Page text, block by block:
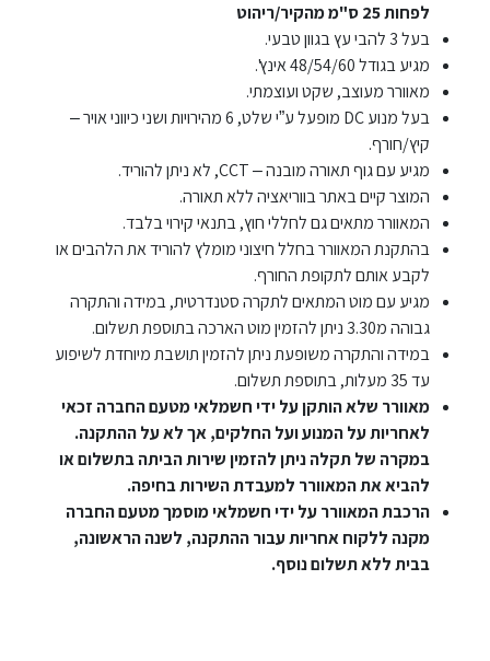
לפחות 25 ס"מ מהקיר/ריהוט
בעל 3 להבי עץ בגוון טבעי.
מגיע בגודל 48/54/60 אינץ'.
מאוורר מעוצב, שקט ועוצמתי.
בעל מנוע DC מופעל ע”י שלט, 6 מהירויות ושני כיווני אויר –
קיץ/חורף.
מגיע עם גוף תאורה מובנה – CCT, לא ניתן להוריד.
המוצר קיים באתר בווריאציה ללא תאורה.
המאוורר מתאים גם לחללי חוץ, בתנאי קירוי בלבד.
בהתקנת המאוורר בחלל חיצוני מומלץ להוריד את הלהבים או
לקבע אותם לתקופת החורף.
מגיע עם מוט המתאים לתקרה סטנדרטית, במידה והתקרה
גבוהה מ3.30 ניתן להזמין מוט הארכה בתוספת תשלום.
במידה והתקרה משופעת ניתן להזמין תושבת מיוחדת לשיפוע
עד 35 מעלות, בתוספת תשלום.
מאוורר שלא הותקן על ידי חשמלאי מטעם החברה זכאי
לאחריות על המנוע ועל החלקים, אך לא על ההתקנה.
במקרה של תקלה ניתן להזמין שירות הביתה בתשלום או
להביא את המאוורר למעבדת השירות בחיפה.
הרכבת המאוורר על ידי חשמלאי מוסמך מטעם החברה
מקנה ללקוח אחריות עבור ההתקנה, לשנה הראשונה,
בבית ללא תשלום נוסף.